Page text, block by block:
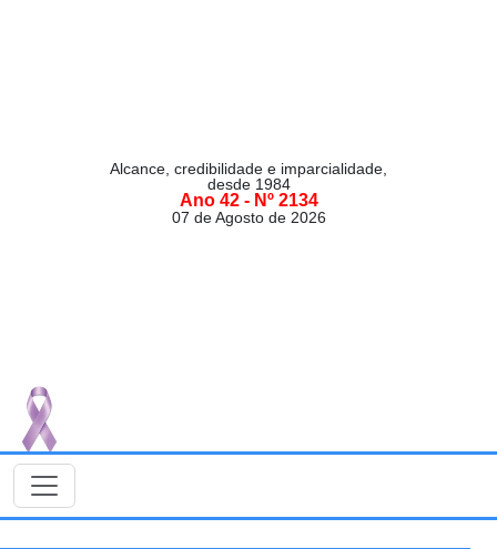
Alcance, credibilidade e imparcialidade,
desde 1984
Ano 42 - Nº 2134
07 de Agosto de 2026